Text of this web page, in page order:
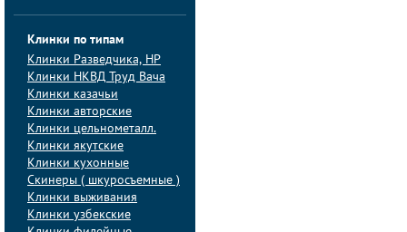
Клинки по типам
Клинки Pазведчика, НP
Клинки НКВД Труд Вача
Клинки казачьи
Клинки авторские
Клинки цельнометалл.
Клинки якутские
Клинки кухонные
Скинеры ( шкуросъемные )
Клинки выживания
Клинки узбекские